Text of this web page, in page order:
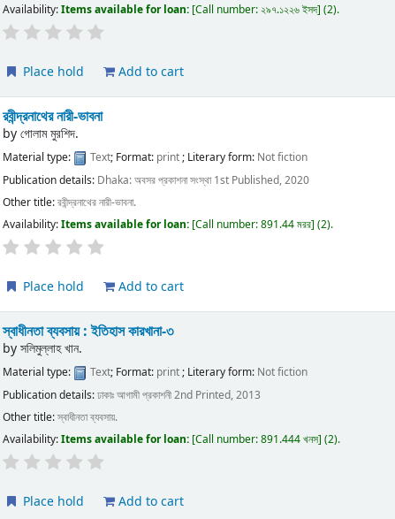
Availability:Items available for loan: Call number:২৯৭.১২২৬ ইসদ (2).
Place hold Add to cart
রবীন্দ্রনাথের নারী-ভাবনা
byগোলাম মুরশিদ.
Material type: Text; Format: print; Literary form: Not fiction
Publication details: Dhaka:অবসর প্রকাশনা সংস্থা 1st Published, 2020
Other title:রবীন্দ্রনাথের নারী-ভাবনা.
Availability:Items available for loan: Call number:891.44 মরর (2).
Place hold Add to cart
স্বাধীনতা ব্যবসায় : ইতিহাস কারখানা-৩
byসলিমুল্লাহ খান.
Material type: Text; Format: print; Literary form: Not fiction
Publication details:ঢাকাঃআগামী প্রকাশনী2nd Printed, 2013
Other title:স্বাধীনতা ব্যবসায়.
Availability:Items available for loan: Call number:891.444 খনস (2).
Place hold Add to cart